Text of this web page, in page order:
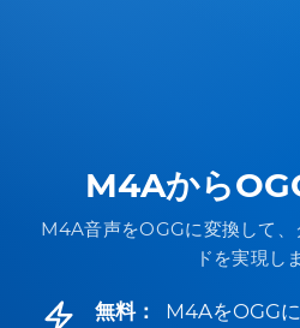
M4Aから
M4A音声をOGGに変換して、
ドを実現し
無料：
M4AをOGG